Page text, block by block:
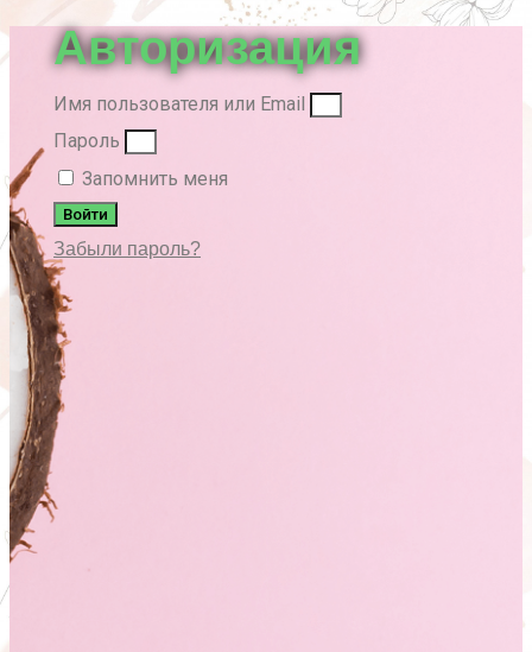
Авторизация
Имя пользователя или Email
Пароль
Запомнить меня
Войти
Забыли пароль?